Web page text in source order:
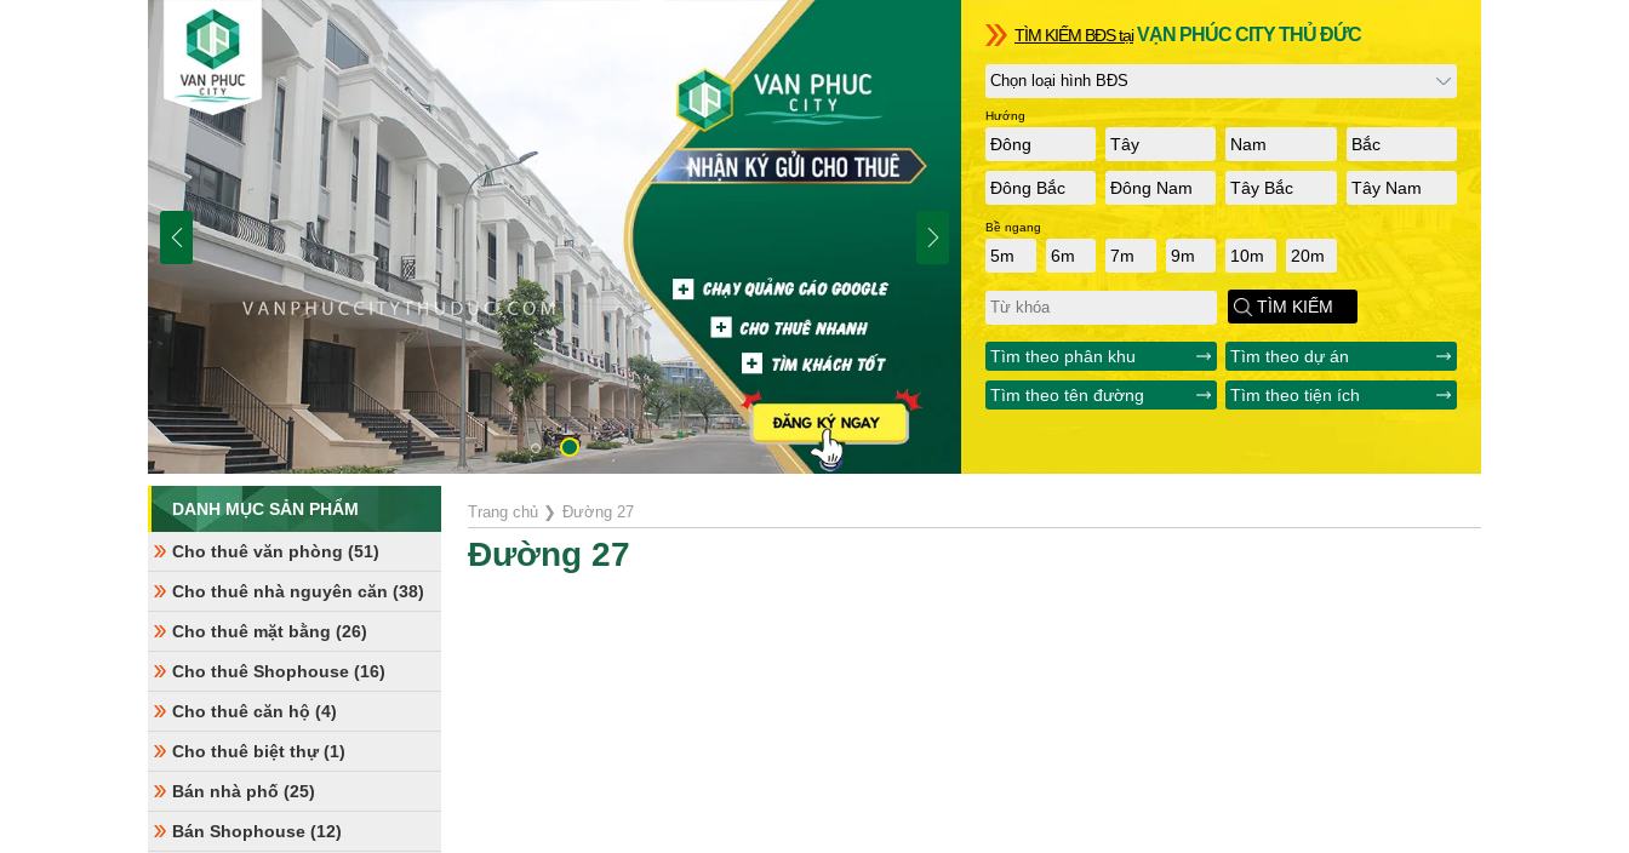
TÌM KIẾM BĐS tạiVẠN PHÚC CITY THỦ ĐỨC
Hướng
Đông Tây Nam Bắc
Đông Bắc Đông Nam Tây Bắc Tây Nam
Bề ngang
5m 6m 7m 9m 10m 20m
TÌM KIẾM
Tìm theo phân khu
Tìm theo dự án
Tìm theo tên đường
Tìm theo tiện ích
Trang chủ ❯ Đường 27
Đường 27
DANH MỤC SẢN PHẨM
Cho thuê văn phòng (51)
Cho thuê nhà nguyên căn (38)
Cho thuê mặt bằng (26)
Cho thuê Shophouse (16)
Cho thuê căn hộ (4)
Cho thuê biệt thự (1)
Bán nhà phố (25)
Bán Shophouse (12)